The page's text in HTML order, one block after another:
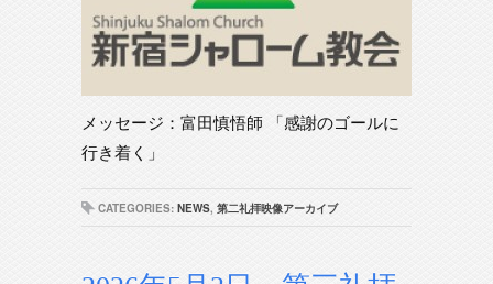
メッセージ：富田慎悟師 「感謝のゴールに
行き着く」
CATEGORIES: NEWS, 第二礼拝映像アーカイブ